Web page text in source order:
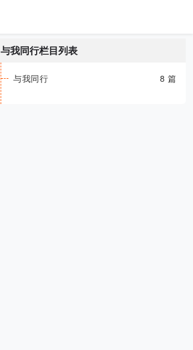
与我同行栏目列表
与我同行 8 篇